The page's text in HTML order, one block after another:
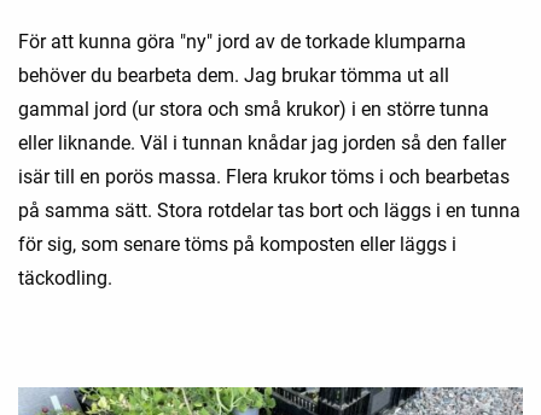
För att kunna göra "ny" jord av de torkade klumparna
behöver du bearbeta dem. Jag brukar tömma ut all
gammal jord (ur stora och små krukor) i en större tunna
eller liknande. Väl i tunnan knådar jag jorden så den faller
isär till en porös massa. Flera krukor töms i och bearbetas
på samma sätt. Stora rotdelar tas bort och läggs i en tunna
för sig, som senare töms på komposten eller läggs i
täckodling.